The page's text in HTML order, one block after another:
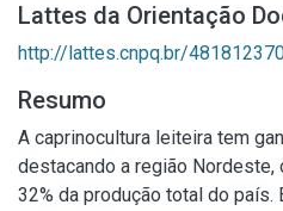
Lattes da Orientação
http://lattes.cnpq.br/
Resumo
A caprinocultura leiteira tem
destacando a região
32% da produção total do país.